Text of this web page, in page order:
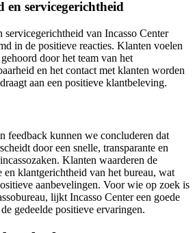
servicegerichtheid
van Incasso Center
in de positieve reacties. Klanten voelen
door het team van het
en het contact met klanten worden
aan een positieve klantbeleving.
feedback kunnen we concluderen dat
door een snelle, transparante en
Klanten waarderen de
klantgerichtheid van het bureau, wat
aanbevelingen. Voor wie op zoek is
lijkt Incasso Center een goede
gedeelde positieve ervaringen.